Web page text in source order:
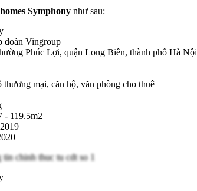
Symphony như sau:
đoàn Vingroup
Phúc Lợi, quận Long Biên, thành phố Hà Nội
thương mại, căn hộ, văn phòng cho thuê
- 119.5m2